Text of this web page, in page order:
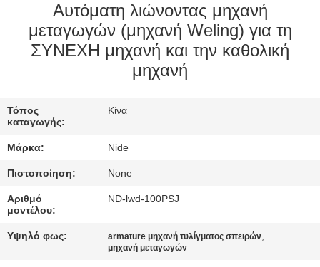
ΜΑΣ
ΕΛΆΤΕ
ΜΕ
ΕΙΔΉΣΕΙΣ
ΖΗΤΉΣΤΕ
ΈΝΑ
ΑΠΌΣΠΑΣΜΑ
Αυτόματη λιώνοντας μηχανή
μεταγωγών (μηχανή Weling) για τη
ΣΥΝΕΧΗ μηχανή και την καθολική
μηχανή
Τόπος
καταγωγής:
Κίνα
Μάρκα: Nide
Πιστοποίηση: None
Αριθμό
μοντέλου:
ND-lwd-100PSJ
Υψηλό φως: armature μηχανή τυλίγματος σπειρών,
μηχανή μεταγωγών